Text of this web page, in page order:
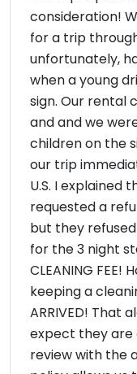
consideration!
for a trip
unfortunately,
when a young
sign. Our rental
and and we
children on the
our trip
U.S. I explained
requested a
but they
for the 3 night
CLEANING
keeping a
ARRIVED! That
expect they are
review with the